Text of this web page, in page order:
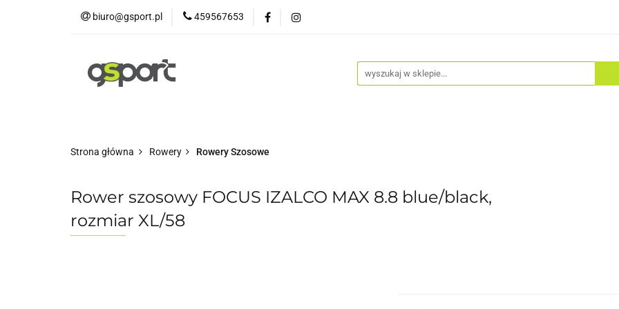
biuro@gsport.pl 459567653
Strona główna Rowery Rowery Szosowe
Rower szosowy FOCUS IZALCO MAX 8.8 blue/black,
rozmiar XL/58